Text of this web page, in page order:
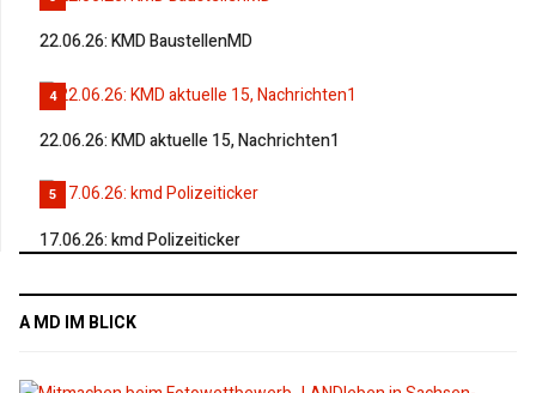
22.06.26: KMD BaustellenMD
4
22.06.26: KMD aktuelle 15, Nachrichten1
5
17.06.26: kmd Polizeiticker
A MD IM BLICK